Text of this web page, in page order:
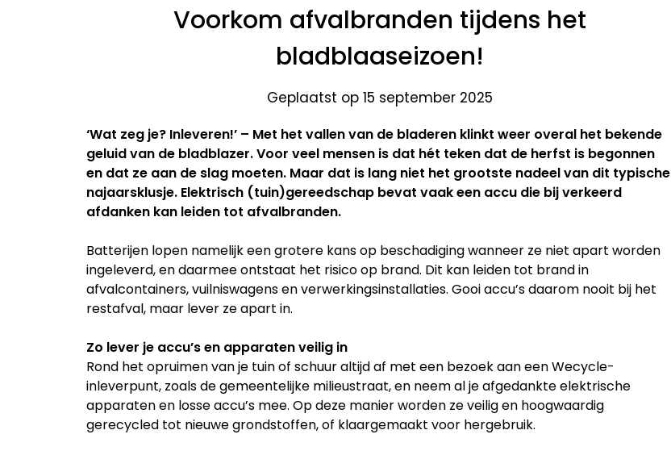
Voorkom afvalbranden tijdens het
bladblaaseizoen!
Geplaatst op 15 september 2025
‘Wat zeg je? Inleveren!’ – Met het vallen van de bladeren klinkt weer overal het bekende
geluid van de bladblazer. Voor veel mensen is dat hét teken dat de herfst is begonnen
en dat ze aan de slag moeten. Maar dat is lang niet het grootste nadeel van dit typische
najaarsklusje. Elektrisch (tuin)gereedschap bevat vaak een accu die bij verkeerd
afdanken kan leiden tot afvalbranden.
Batterijen lopen namelijk een grotere kans op beschadiging wanneer ze niet apart worden
ingeleverd, en daarmee ontstaat het risico op brand. Dit kan leiden tot brand in
afvalcontainers, vuilniswagens en verwerkingsinstallaties. Gooi accu’s daarom nooit bij het
restafval, maar lever ze apart in.
Zo lever je accu’s en apparaten veilig in
Rond het opruimen van je tuin of schuur altijd af met een bezoek aan een Wecycle-
inleverpunt, zoals de gemeentelijke milieustraat, en neem al je afgedankte elektrische
apparaten en losse accu’s mee. Op deze manier worden ze veilig en hoogwaardig
gerecycled tot nieuwe grondstoffen, of klaargemaakt voor hergebruik.